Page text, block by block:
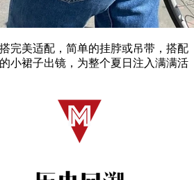
美适配，简单的挂脖或吊带，搭配
小裙子出镜，为整个夏日注入满满活